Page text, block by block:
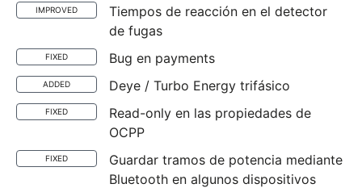
IMPROVED
Tiempos de reacción en el detector
de fugas
FIXED Bug en payments
ADDED Deye / Turbo Energy trifásico
FIXED
Read-only en las propiedades de
OCPP
FIXED
Guardar tramos de potencia mediante
Bluetooth en algunos dispositivos